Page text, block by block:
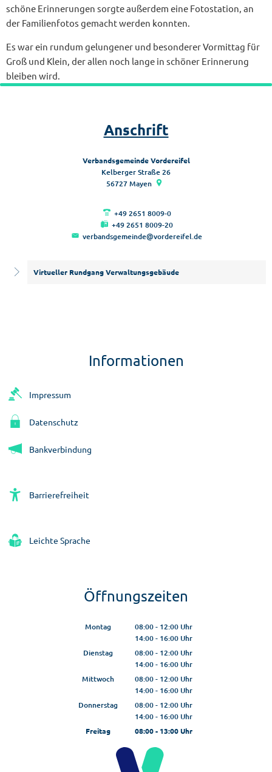
schöne Erinnerungen sorgte außerdem eine Fotostation, an
der Familienfotos gemacht werden konnten.
Es war ein rundum gelungener und besonderer Vormittag für
Groß und Klein, der allen noch lange in schöner Erinnerung
bleiben wird.
Anschrift
Verbandsgemeinde Vordereifel
Kelberger Straße 26
56727 Mayen
+49 2651 8009-0
+49 2651 8009-20
verbandsgemeinde@vordereifel.de
Virtueller Rundgang Verwaltungsgebäude
Informationen
Impressum
Datenschutz
Bankverbindung
Barrierefreiheit
Leichte Sprache
Öffnungszeiten
Montag 08:00- 12:00Uhr
Von 08:00 bis 12:00 Uhr
14:00- 16:00Uhr
Von 14:00 bis 16:00 Uhr
Dienstag 08:00- 12:00Uhr
Von 08:00 bis 12:00 Uhr
14:00- 16:00Uhr
Von 14:00 bis 16:00 Uhr
Mittwoch 08:00- 12:00Uhr
Von 08:00 bis 12:00 Uhr
14:00- 16:00Uhr
Von 14:00 bis 16:00 Uhr
Donnerstag 08:00- 12:00Uhr
Von 08:00 bis 12:00 Uhr
14:00- 16:00Uhr
Von 14:00 bis 16:00 Uhr
Freitag 08:00- 13:00Uhr